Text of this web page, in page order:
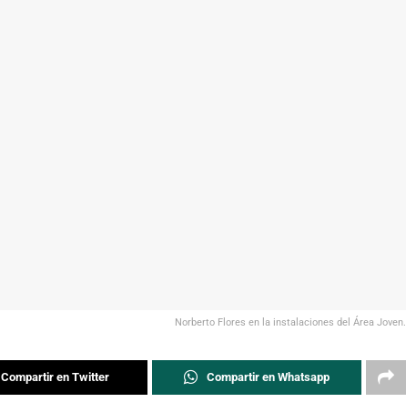
Norberto Flores en la instalaciones del Área Joven.
Compartir en Twitter Compartir en Whatsapp